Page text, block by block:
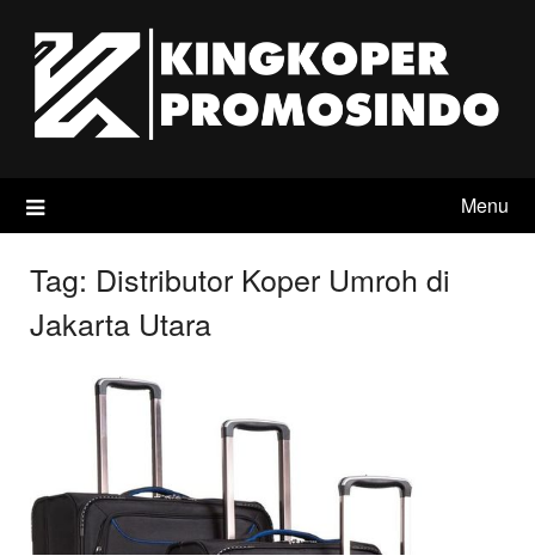
content
Menu
Tag: Distributor Koper Umroh di
Jakarta Utara